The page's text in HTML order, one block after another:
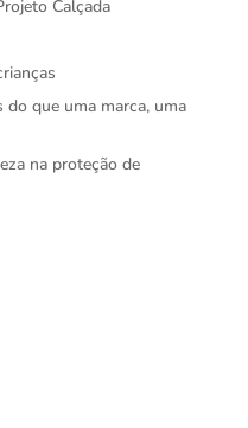
Calçada
que uma marca, uma
na proteção de